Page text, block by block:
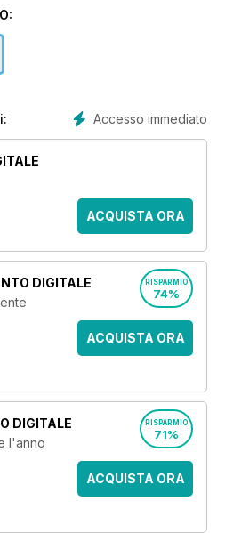
Ofrece al lector todo lo que le
en profundidad y los trucos y
más prácticos.
Accesso immediato
ACQUISTA ORA
DIGITALE
RISPARMIO
74%
ACQUISTA ORA
DIGITALE
l'anno
RISPARMIO
71%
ACQUISTA ORA